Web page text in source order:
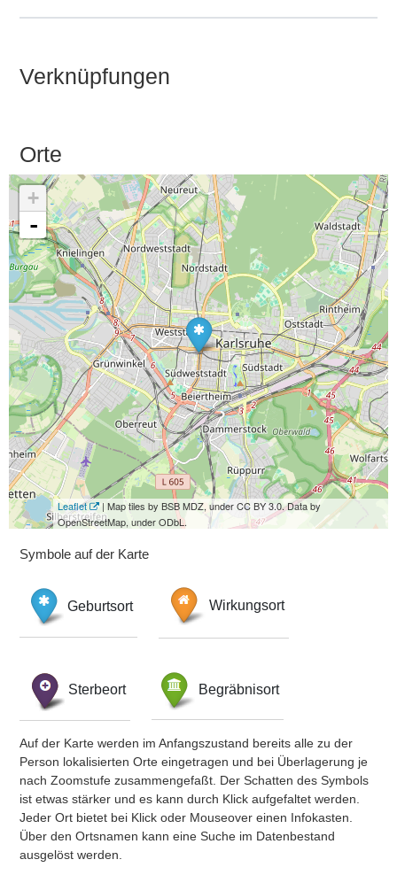
Verknüpfungen
Orte
+
-
Leaflet
| Map tiles by BSB MDZ, under CC BY 3.0. Data by
OpenStreetMap, under ODbL.
Symbole auf der Karte
Geburtsort Wirkungsort
Sterbeort Begräbnisort
Auf der Karte werden im Anfangszustand bereits alle zu der
Person lokalisierten Orte eingetragen und bei Überlagerung je
nach Zoomstufe zusammengefaßt. Der Schatten des Symbols
ist etwas stärker und es kann durch Klick aufgefaltet werden.
Jeder Ort bietet bei Klick oder Mouseover einen Infokasten.
Über den Ortsnamen kann eine Suche im Datenbestand
ausgelöst werden.